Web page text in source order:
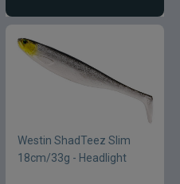
Westin ShadTeez Slim
18cm/33g - Headlight